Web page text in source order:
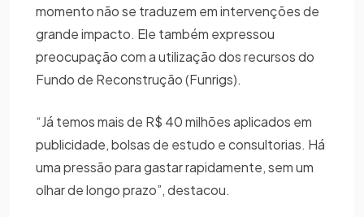
momento não se traduzem em intervenções de
grande impacto. Ele também expressou
preocupação com a utilização dos recursos do
Fundo de Reconstrução (Funrigs).
“Já temos mais de R$ 40 milhões aplicados em
publicidade, bolsas de estudo e consultorias. Há
uma pressão para gastar rapidamente, sem um
olhar de longo prazo”, destacou.